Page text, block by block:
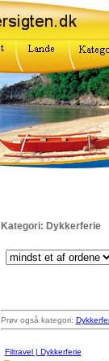
Kategori: Dykkerferie
Prøv også kategori:
Filtravel | Dykkerferie